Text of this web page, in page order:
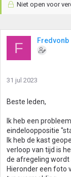
Niet open voor
F Fredvonb
31 jul 2023
Beste leden,
Ik heb een
eindelooppositie
Ik heb de kast
verloop van tijd is
de afregeling wordt
Hieronder een foto